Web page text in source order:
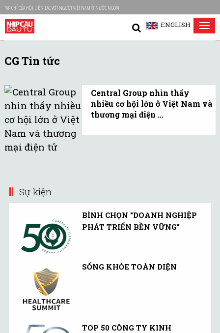
TẠP CHÍ CỦA HỘI LIÊN LẠC VỚI NGƯỜI VIỆT NAM Ở NƯỚC NGOÀI
ENGLISH
CG Tin tức
Central Group nhìn thấy
nhiều cơ hội lớn ở Việt Nam và
thương mại điện ...
cách thay đổi cho hợp
thời thế.
Sự kiện
BÌNH CHỌN "DOANH NGHIỆP
PHÁT TRIỂN BỀN VỮNG"
SỐNG KHỎE TOÀN DIỆN
TOP 50 CÔNG TY KINH